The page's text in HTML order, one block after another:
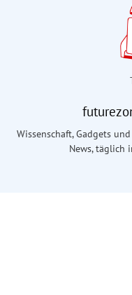
Wissenschaft, Gadgets
News, täglich